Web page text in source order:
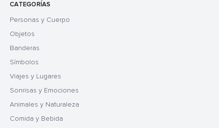
CATEGORÍAS
Personas y Cuerpo
Objetos
Banderas
Símbolos
Viajes y Lugares
Sonrisas y Emociones
Animales y Naturaleza
Comida y Bebida